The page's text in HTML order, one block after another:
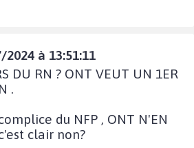
à 13:51:11
DU RN ? ONT VEUT UN 1ER
.
du NFP , ONT N'EN
clair non?